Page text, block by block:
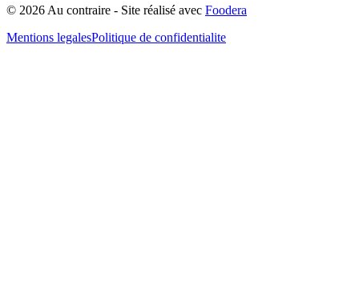
© 2026 Au contraire - Site réalisé avec Foodera
Mentions legalesPolitique de confidentialite